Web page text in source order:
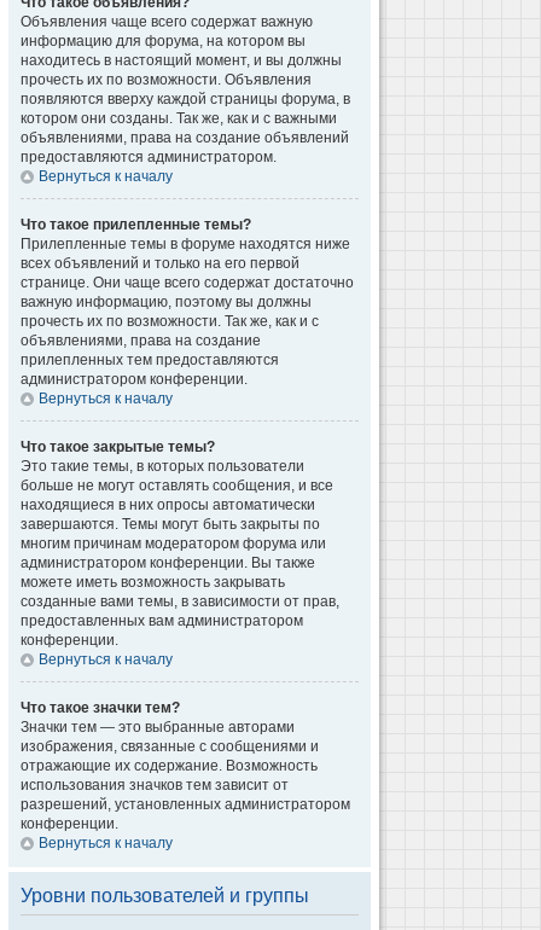
Объявления чаще всего содержат важную
информацию для форума, на котором вы
находитесь в настоящий момент, и вы должны
прочесть их по возможности. Объявления
появляются вверху каждой страницы форума, в
котором они созданы. Так же, как и с важными
объявлениями, права на создание объявлений
предоставляются администратором.
Вернуться к началу
Что такое прилепленные темы?
Прилепленные темы в форуме находятся ниже
всех объявлений и только на его первой
странице. Они чаще всего содержат достаточно
важную информацию, поэтому вы должны
прочесть их по возможности. Так же, как и с
объявлениями, права на создание
прилепленных тем предоставляются
администратором конференции.
Вернуться к началу
Что такое закрытые темы?
Это такие темы, в которых пользователи
больше не могут оставлять сообщения, и все
находящиеся в них опросы автоматически
завершаются. Темы могут быть закрыты по
многим причинам модератором форума или
администратором конференции. Вы также
можете иметь возможность закрывать
созданные вами темы, в зависимости от прав,
предоставленных вам администратором
конференции.
Вернуться к началу
Что такое значки тем?
Значки тем — это выбранные авторами
изображения, связанные с сообщениями и
отражающие их содержание. Возможность
использования значков тем зависит от
разрешений, установленных администратором
конференции.
Вернуться к началу
Уровни пользователей и группы